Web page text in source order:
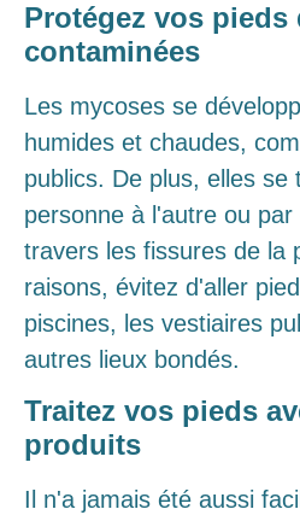
Protégez vos pieds
contaminées
Les mycoses se
humides et chaudes,
publics. De plus, elles se
personne à l'autre ou
travers les fissures de la
raisons, évitez d'aller
piscines, les vestiaires
autres lieux bondés.
Traitez vos pieds
produits
Il n'a jamais été aussi